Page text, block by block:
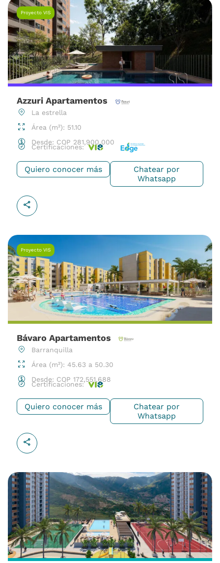
Proyecto VIS
Azzuri Apartamentos
La estrella
Área (m²): 51.10
Desde: COP 281,900,000
Certificaciones:
Quiero conocer más
Chatear por
Whatsapp
Proyecto VIS
Bávaro Apartamentos
Barranquilla
Área (m²): 45.63 a 50.30
Desde: COP 172,551,688
Certificaciones:
Quiero conocer más
Chatear por
Whatsapp